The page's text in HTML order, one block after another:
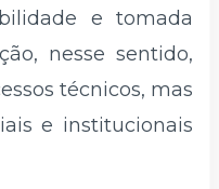
e tomada
nesse sentido,
técnicos, mas
e institucionais